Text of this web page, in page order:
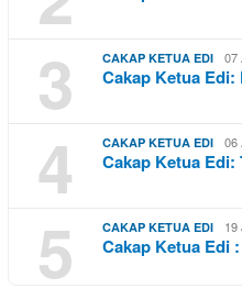
3 CAKAP KETUA EDI 07
Cakap Ketua
4 CAKAP KETUA EDI 06
Cakap Ketua
5 CAKAP KETUA EDI 19
Cakap Ketua Edi